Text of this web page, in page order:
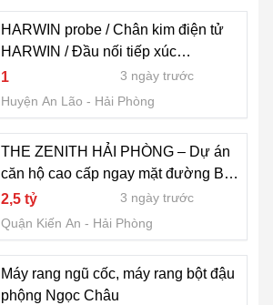
HARWIN probe / Chân kim điện tử
HARWIN / Đầu nối tiếp xúc
HARWIN / Chân pin kiểm mạch
HARWIN
1
3 ngày trước
Huyện An Lão
Hải Phòng
THE ZENITH HẢI PHÒNG – Dự án
căn hộ cao cấp ngay mặt đường Bùi
Viện, mang đến cơ hội đầu tư vừa
giữ tài sản, vừa tạo
2,5 tỷ
3 ngày trước
Quận Kiến An
Hải Phòng
Máy rang ngũ cốc, máy rang bột đậu
phộng Ngọc Châu